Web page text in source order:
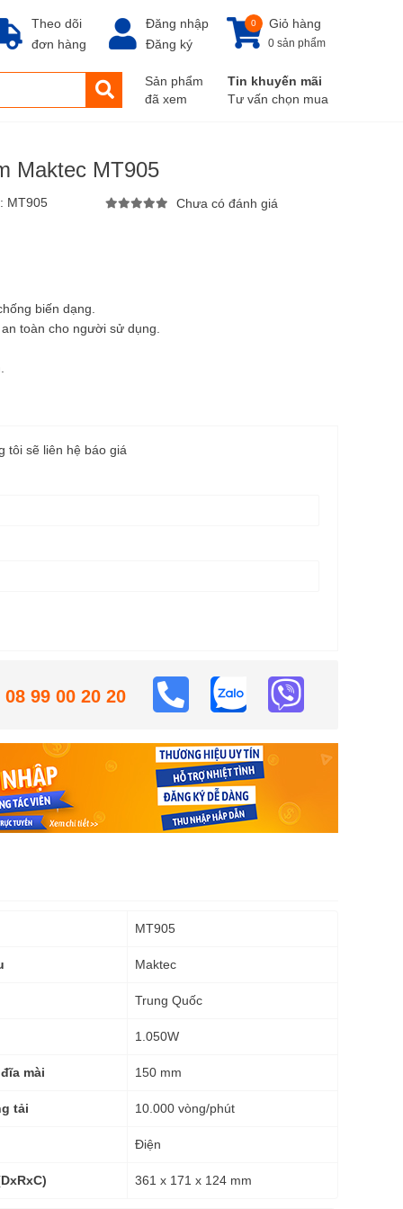
Theo dõi
đơn hàng
Đăng nhập
Đăng ký
Giỏ hàng
0
0 sản phẩm
Sản phẩm
đã xem
Tin khuyến mãi
Tư vấn chọn mua
Maktec MT905
MT905 Chưa có đánh giá
biến dạng.
toàn cho người sử dụng.
tôi sẽ liên hệ báo giá
08 99 00 20 20
MT905
Maktec
Trung Quốc
1.050W
mài 150 mm
tải 10.000 vòng/phút
Điện
361 x 171 x 124 mm